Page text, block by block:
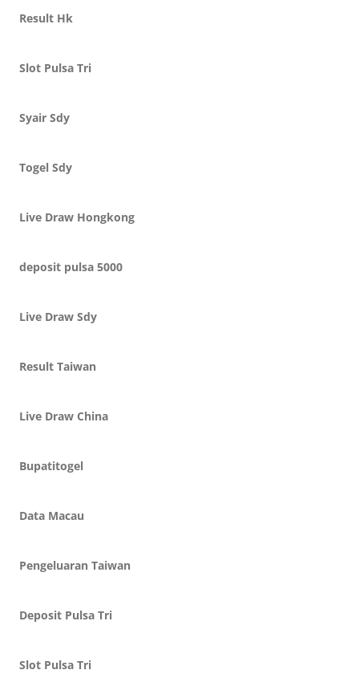
Result Hk
Slot Pulsa Tri
Syair Sdy
Togel Sdy
Live Draw Hongkong
deposit pulsa 5000
Live Draw Sdy
Result Taiwan
Live Draw China
Bupatitogel
Data Macau
Pengeluaran Taiwan
Deposit Pulsa Tri
Slot Pulsa Tri